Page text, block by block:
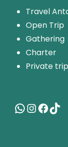
Travel
Open Trip
Gathering
Charter
Private trip